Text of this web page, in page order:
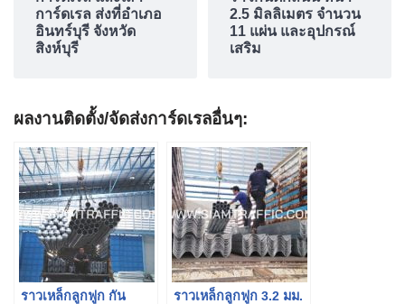
การ์ดเรล ส่งที่อำเภอ
อินทร์บุรี จังหวัด
สิงห์บุรี
2.5 มิลลิเมตร จำนวน
11 แผ่น และอุปกรณ์
เสริม
ผลงานติดตั้ง/จัดส่งการ์ดเรลอื่นๆ:
ราวเหล็กลูกฟูก กัน
ราวเหล็กลูกฟูก 3.2 มม.